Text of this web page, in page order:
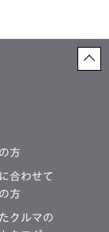
方
合わせて
方
クルマの